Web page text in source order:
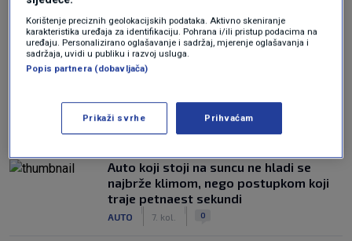
NAJČITANIJE
Auto koji stoji na suncu ne hladi se
najbrže klimom, nego postupkom koji
traje petnaest sekundi
AUTO 7. kol. 0
Korištenje preciznih geolokacijskih podataka. Aktivno skeniranje
karakteristika uređaja za identifikaciju. Pohrana i/ili pristup podacima na
uređaju. Personalizirano oglašavanje i sadržaj, mjerenje oglašavanja i
sadržaja, uvidi u publiku i razvoj usluga.
Popis partnera (dobavljača)
Prikaži svrhe Prihvaćam